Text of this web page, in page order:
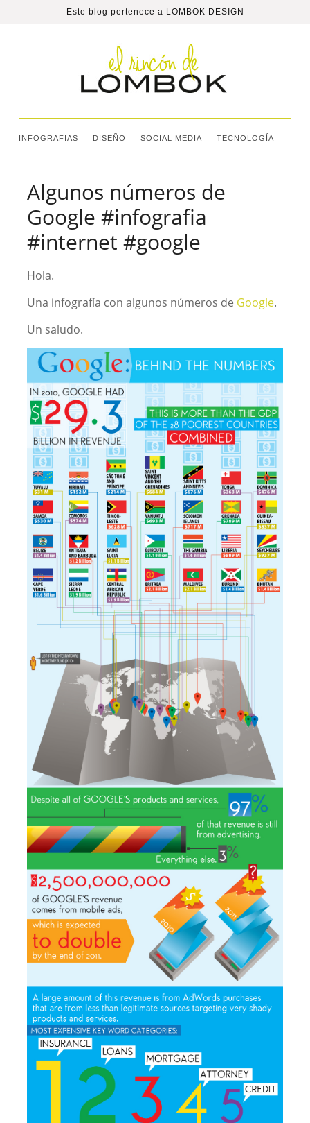
Este blog pertenece a LOMBOK DESIGN
INFOGRAFIAS DISEÑO SOCIAL MEDIA TECNOLOGÍA
Algunos números de
Google #infografia
#internet #google
Hola.
Una infografía con algunos números de Google.
Un saludo.